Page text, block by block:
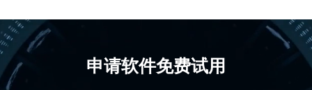
申请软件免费试用